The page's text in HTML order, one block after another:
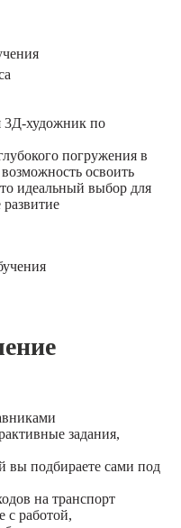
3Д-художник по
погружения в
освоить
идеальный выбор для
задания,
вы подбираете сами под
на транспорт
с работой,